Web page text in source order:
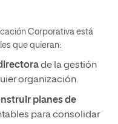
Corporativa está
que quieran:
de la gestión
organización.
planes de
para consolidar